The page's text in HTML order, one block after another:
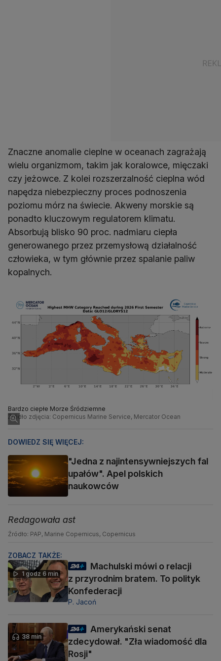
Znaczne anomalie cieplne w oceanach zagrażają
wielu organizmom, takim jak koralowce, mięczaki
czy jeżowce. Z kolei rozszerzalność cieplna wód
napędza niebezpieczny proces podnoszenia
poziomu mórz na świecie. Akweny morskie są
ponadto kluczowym regulatorem klimatu.
Absorbują blisko 90 proc. nadmiaru ciepła
generowanego przez przemysłową działalność
człowieka, w tym głównie przez spalanie paliw
kopalnych.
Bardzo ciepłe Morze Śródziemne
Źródło zdjęcia: Copernicus Marine Service, Mercator Ocean
DOWIEDZ SIĘ WIĘCEJ:
"Jedna z najintensywniejszych fal
upałów". Apel polskich
naukowców
Redagowała ast
Źródło: PAP, Marine Copernicus, Copernicus
ZOBACZ TAKŻE:
1 godz 6 min
Machulski mówi o relacji
z przyrodnim bratem. To polityk
Konfederacji
P. Jacoń
38 min
Amerykański senat
zdecydował. "Zła wiadomość dla
Rosji"